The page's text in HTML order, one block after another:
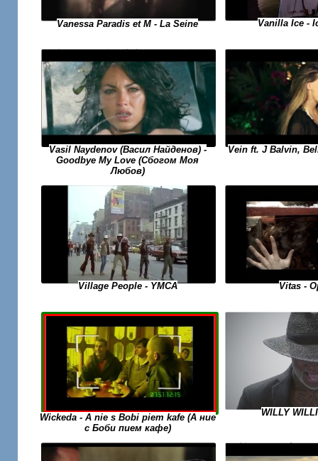
Vanessa Paradis et M - La Seine Vanilla Ice -
Vasil Naydenov (Васил Найденов) -
Goodbye My Love (Сбогом Моя
Любов)
Vein ft. J Balvin,
Village People - YMCA Vitas -
Wickeda - A nie s Bobi piem kafe (А ние
с Боби пием кафе)
WILLY